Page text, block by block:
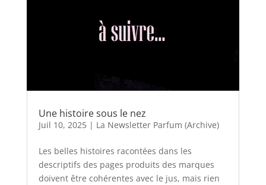
Une histoire sous le nez
Juil 10, 2025| La Newsletter Parfum (Archive)
Les belles histoires racontées dans les
descriptifs des pages produits des marques
doivent être cohérentes avec le jus, mais rien